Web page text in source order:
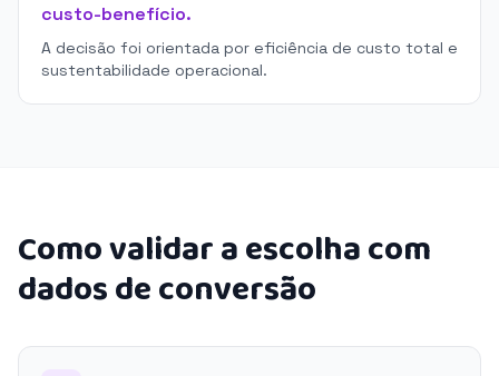
custo-benefício.
A decisão foi orientada por eficiência de custo total e
sustentabilidade operacional.
Como validar a escolha com
dados de conversão